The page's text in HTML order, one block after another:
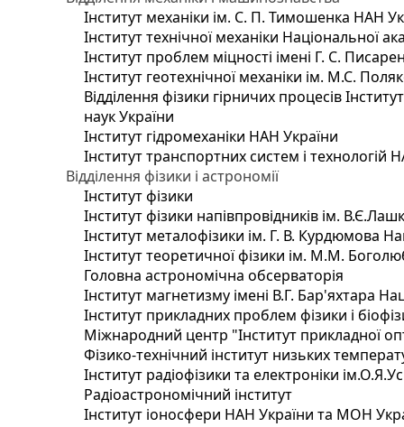
Інститут механіки ім. С. П. Тимошенка НАН
Інститут технічної механіки Національної
Інститут проблем міцності імені Г. С.
Інститут геотехнічної механіки ім. М.С.
Відділення фізики гірничих процесів
наук України
Інститут гідромеханіки НАН України
Інститут транспортних систем і технологій
Відділення фізики і астрономії
Інститут фізики
Інститут фізики напівпровідників ім.
Інститут металофізики ім. Г. В. Курдюмова
Інститут теоретичної фізики ім. М.М.
Головна астрономічна обсерваторія
Інститут магнетизму імені В.Г. Бар'яхтара
Інститут прикладних проблем фізики і
Міжнародний центр "Інститут прикладної
Фізико-технічний інститут низьких
Інститут радіофізики та електроніки
Радіоастрономічний інститут
Інститут іоносфери НАН України та МОН